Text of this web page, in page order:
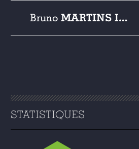
Bruno MARTINS INDI
STATISTIQUES